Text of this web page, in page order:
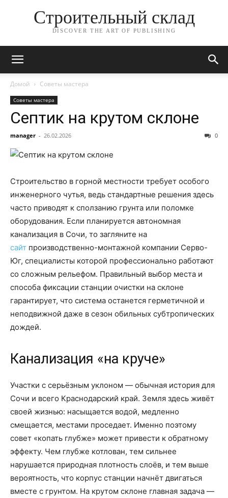
Строительный склад
DISCOVER THE ART OF PUBLISHING
Домой Советы мастера
Советы мастера
Септик на крутом склоне
manager - 26.02.2026 0
Строительство в горной местности требует особого
инженерного чутья, ведь стандартные решения здесь
часто приводят к сползанию грунта или поломке
оборудования. Если планируется автономная
канализация в Сочи, то загляните на
сайт производственно-монтажной компании Серво-
Юг, специалисты которой профессионально работают
со сложным рельефом. Правильный выбор места и
способа фиксации станции очистки на склоне
гарантирует, что система останется герметичной и
неподвижной даже в сезон обильных субтропических
дождей.
Канализация «на круче»
Участки с серьёзным уклоном — обычная история для
Сочи и всего Краснодарский край. Земля здесь живёт
своей жизнью: насыщается водой, медленно
смещается, местами проседает. Именно поэтому
совет «копать глубже» может привести к обратному
эффекту. Чем глубже котлован, тем сильнее
нарушается природная плотность слоёв, и тем выше
вероятность, что корпус станции начнёт двигаться
вместе с грунтом. На крутом склоне главная задача —